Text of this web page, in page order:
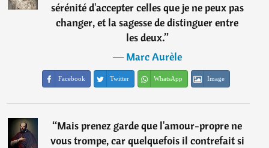
sérénité d'accepter celles que je ne peux pas
changer, et la sagesse de distinguer entre
les deux.”
―Marc Aurèle
Facebook Twitter WhatsApp Image
“Mais prenez garde que l'amour-propre ne
vous trompe, car quelquefois il contrefait si